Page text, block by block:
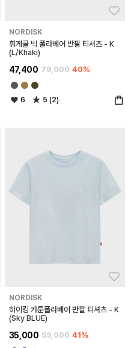
NORDISK
휘게쿨 빅 폴라베어 반팔 티셔츠 - K
(L/Khaki)
47,400 79,000 40%
6 5 (2)
NORDISK
하이킹 카툰폴라베어 반팔 티셔츠 - K
(Sky BLUE)
35,000 59,000 41%